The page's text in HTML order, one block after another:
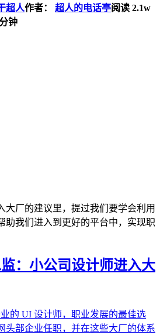
超人作者： 超人的电话亭阅读 2.1w
钟
大厂的建议里，提过我们要学会利用
助我们进入到更好的平台中，实现职
：小公司设计师进入大
的 UI 设计师，职业发展的最佳选
头部企业任职，并在这些大厂的体系